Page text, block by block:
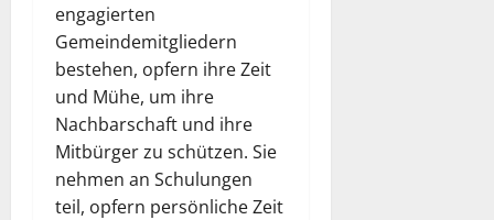
engagierten
Gemeindemitgliedern
bestehen, opfern ihre Zeit
und Mühe, um ihre
Nachbarschaft und ihre
Mitbürger zu schützen. Sie
nehmen an Schulungen
teil, opfern persönliche Zeit